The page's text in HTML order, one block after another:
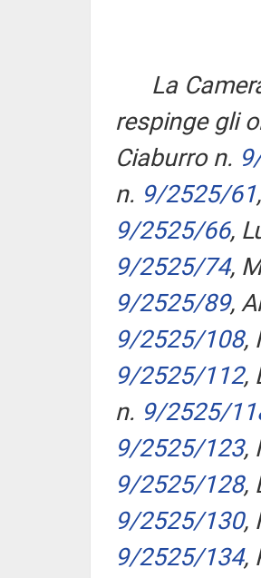
La
respinge gli
Ciaburro n.
n. 9/2525/61
9/2525/66,
9/2525/74,
9/2525/89,
9/2525/108,
9/2525/112,
n. 9/2525/
9/2525/123,
9/2525/128,
9/2525/130,
9/2525/134,